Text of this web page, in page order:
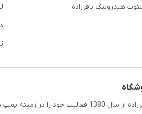
هیدرولیک باقرزاده
مجموعه هیدرولیک باقرزاده از سال